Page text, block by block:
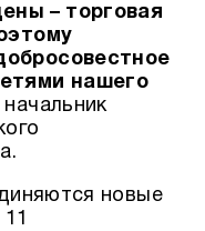
– торговая
нашего
начальник
новые